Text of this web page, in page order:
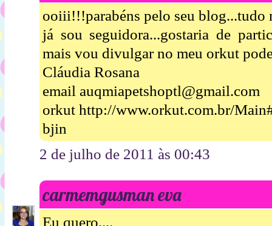
ooiii!!!parabéns pelo seu
já sou seguidora...gostaria de
mais vou divulgar no meu orkut
Cláudia Rosana
email auqmiapetshoptl@gmail.com
orkut http://www.orkut.com.br/
bjin
2 de julho de 2011 às 00:43
carmemgusman eva
Eu quero....